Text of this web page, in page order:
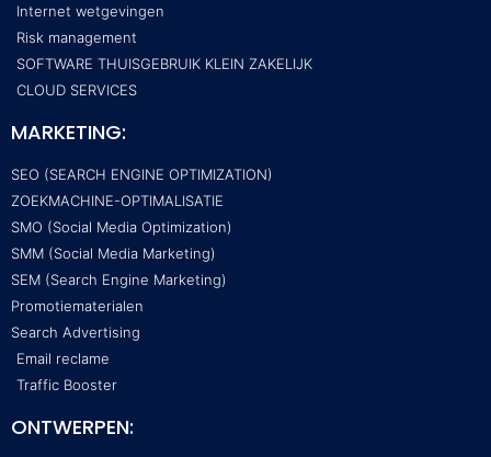
Internet wetgevingen
Risk management
SOFTWARE THUISGEBRUIK KLEIN ZAKELIJK
CLOUD SERVICES
MARKETING:
SEO (SEARCH ENGINE OPTIMIZATION)
ZOEKMACHINE-OPTIMALISATIE
SMO (Social Media Optimization)
SMM (Social Media Marketing)
SEM (Search Engine Marketing)
Promotiematerialen
Search Advertising
Email reclame
Traffic Booster
ONTWERPEN: